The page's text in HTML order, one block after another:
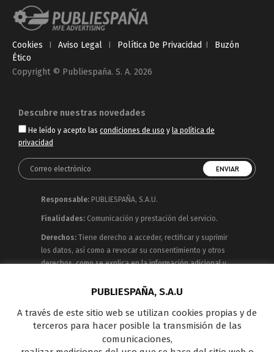
Cookies I Aviso Legal I Política De Privacidad I
Buzón
Ético
Copyright © Publiespaña. S. A. 2026
Descubre nuestras novedades
He leído y acepto las condiciones de uso y la política de
privacidad
Responsable: PUBLIESPAÑA, S.A.U.
Finalidades: Comunicación y prestación del servicio.
Derechos: Tiene derecho a acceder, rectificar y suprimir
los datos, así como a revocar su consentimiento y otros
derechos, como se explica en la información adicional y
Publiespaña es empresa de Mediaset España
concesionaria del espacio publicitario de sus siete
canales en abierto: Telecinco, Cuatro, Factoría de Ficción,
PUBLIESPAÑA, S.A.U
A través de este sitio web se utilizan cookies propias y de
terceros para hacer posible la transmisión de las
comunicaciones,